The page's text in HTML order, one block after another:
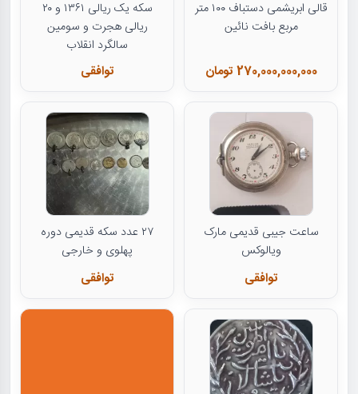
قالی ابریشمی دستباف ۱۰۰ متر
مربع بافت نائین
270,000,000,000 تومان
سکه یک ریالی ۱۳۶۱ و ۲۰
ریالی هجرت و سومین
سالگرد انقلاب
توافقی
ساعت جیبی قدیمی مارک
ویالوکس
توافقی
۲۷ عدد سکه قدیمی دوره
پهلوی و خارجی
توافقی